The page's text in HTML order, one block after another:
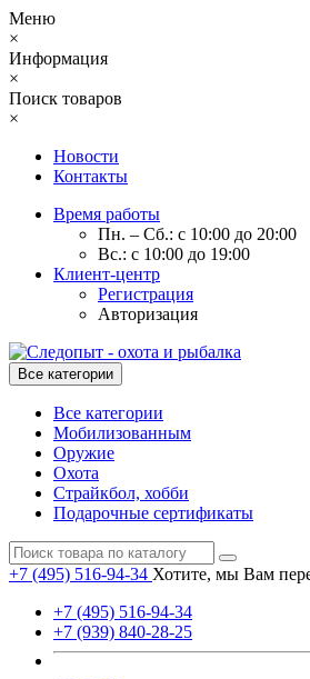
Меню
×
Информация
×
Поиск товаров
×
Новости
Контакты
Время работы
Пн. – Сб.: с 10:00 до 20:00
Вс.: с 10:00 до 19:00
Клиент-центр
Регистрация
Авторизация
Все категории
Все категории
Мобилизованным
Оружие
Охота
Страйкбол, хобби
Подарочные сертификаты
+7 (495) 516-94-34 Хотите, мы Вам
+7 (495) 516-94-34
+7 (939) 840-28-25